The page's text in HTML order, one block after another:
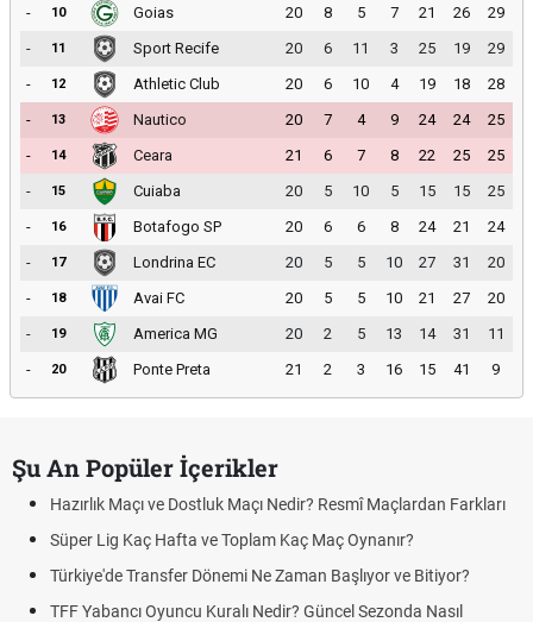
-
10 Goias 20 8 5 7 21 26
29
-
11 Sport Recife 20 6 11 3 25 19
29
-
12 Athletic Club 20 6 10 4 19 18
28
-
13 Nautico 20 7 4 9 24 24
25
-
14 Ceara 21 6 7 8 22 25
25
-
15 Cuiaba 20 5 10 5 15 15
25
-
16 Botafogo SP 20 6 6 8 24 21
24
-
17 Londrina EC 20 5 5 10 27 31
20
-
18 Avai FC 20 5 5 10 21 27
20
-
19 America MG 20 2 5 13 14 31
11
-
20 Ponte Preta 21 2 3 16 15 41 9
Şu An Popüler İçerikler
Hazırlık Maçı ve Dostluk Maçı Nedir? Resmî Maçlardan Farkları
Süper Lig Kaç Hafta ve Toplam Kaç Maç Oynanır?
Türkiye'de Transfer Dönemi Ne Zaman Başlıyor ve Bitiyor?
TFF Yabancı Oyuncu Kuralı Nedir? Güncel Sezonda Nasıl